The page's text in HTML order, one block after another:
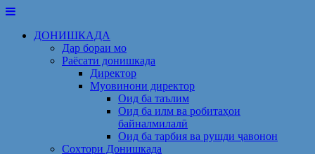
Skip
contentДОНИШКАДА
Дар бораи мо
Раёсати донишкада
Директор
Муовинони директор
Оид ба таълим
Оид ба илм ва робитаҳои
байналмилалӣ
Оид ба тарбия ва рушди ҷавонон
Сохтори Донишкада